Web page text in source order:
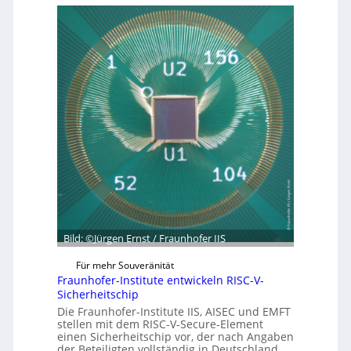
h
m
e
n
t
z
u
m
C
y
b
r
R
s
i
l
i
e
n
c
e
A
c
a
g
r
ü
n
t
e
s
c
h
ä
t
s
e
i
n
Bild: ©Jürgen Ernst / Fraunhofer IIS
Für mehr Souveränität
Fraunhofer-Institute entwickeln RISC-V-
Sicherheitschip
Die Fraunhofer-Institute IIS, AISEC und EMFT
stellen mit dem RISC-V-Secure-Element
einen Sicherheitschip vor, der nach Angaben